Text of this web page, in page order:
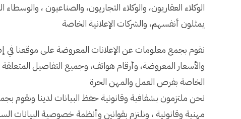
الوكلاء العقاريون، والوكلاء التجاريون، والصناعيون ،
يمثلون أنفسهم، والشركات الإعلانية الخاصة
نقوم بجمع معلومات عن الإعلانات المعروضة على موقعنا في
والأسعار المعروضة، وأرقام هواتف، وجميع التفاصيل
الخاصة بفرص العمل والمهن الحرة
نحن ملتزمون بشفافية وقانونية حفظ البيانات لدينا
مهنية وقانونية ، ونلتزم بقوانين وأنظمة خصوصية البيانات